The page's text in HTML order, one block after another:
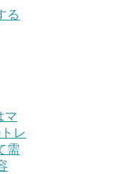
る
マ
レ
需